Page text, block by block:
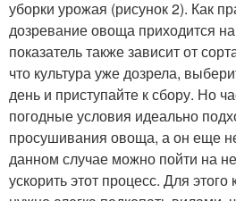
уборки урожая (рисунок 2). Как
дозревание овоща приходится на
показатель также зависит от
что культура уже дозрела,
день и приступайте к сбору. Но
погодные условия идеально
просушивания овоща, а он еще
данном случае можно пойти на
ускорить этот процесс. Для